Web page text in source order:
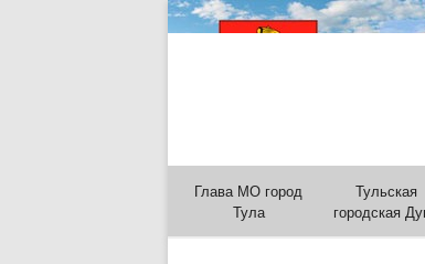
Глава МО город
Тула
Тульская
городская